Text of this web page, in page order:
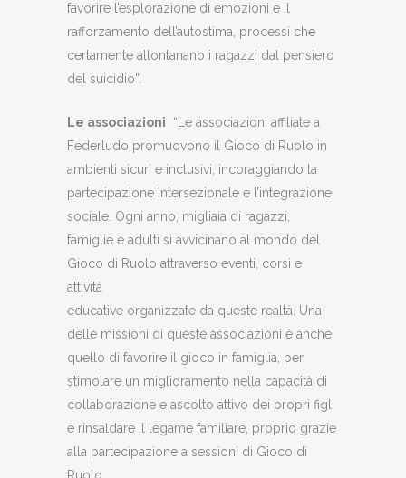
favorire l’esplorazione di emozioni e il
rafforzamento dell’autostima, processi che
certamente allontanano i ragazzi dal pensiero
del suicidio”.
Le associazioni “Le associazioni affiliate a
Federludo promuovono il Gioco di Ruolo in
ambienti sicuri e inclusivi, incoraggiando la
partecipazione intersezionale e l’integrazione
sociale. Ogni anno, migliaia di ragazzi,
famiglie e adulti si avvicinano al mondo del
Gioco di Ruolo attraverso eventi, corsi e
attività
educative organizzate da queste realtà. Una
delle missioni di queste associazioni è anche
quello di favorire il gioco in famiglia, per
stimolare un miglioramento nella capacità di
collaborazione e ascolto attivo dei propri figli
e rinsaldare il legame familiare, proprio grazie
alla partecipazione a sessioni di Gioco di